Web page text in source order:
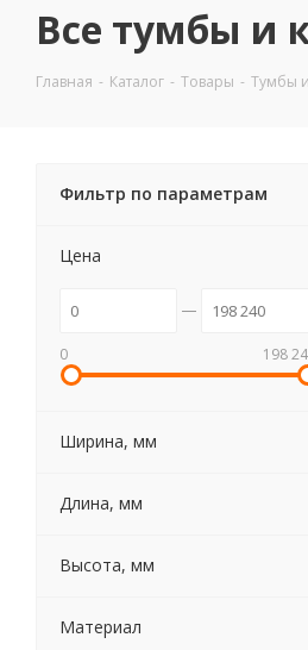
Все тумбы и
Главная - Каталог - Товары - Тумбы
Фильтр по параметрам
Цена
0 198
Ширина, мм
Длина, мм
Высота, мм
Материал